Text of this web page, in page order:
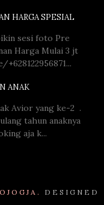
HARGA SPESIAL
sesi foto Pre
Harga Mulai 3 jt
ANAK
Avior yang ke-2 .
tahun anaknya
aja k...
DESIGNED